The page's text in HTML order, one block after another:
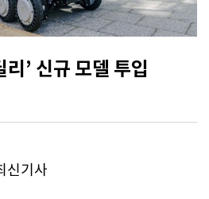
’ 신규 모델 투입
신기사